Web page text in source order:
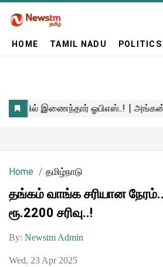
HOME TAMIL NADU POLITICS
Home தமிழ்நாடு
தங்கம் வாங்க சரியான
ரூ.2200 சரிவு..!
By: Newstm Admin
Wed, 23 Apr 2025